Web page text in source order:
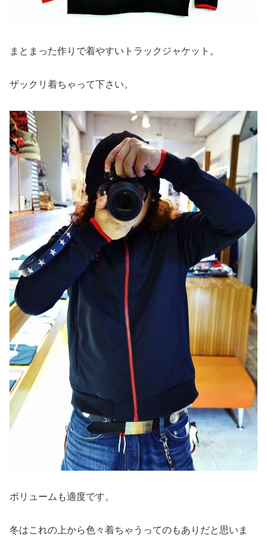
まとまった作りで着やすいトラックジャケット。
ザックリ着ちゃって下さい。
ボリュームも適度です。
冬はこれの上から色々着ちゃうってのもありだと思いま